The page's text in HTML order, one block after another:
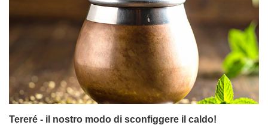
Tereré - il nostro modo di sconfiggere il caldo!